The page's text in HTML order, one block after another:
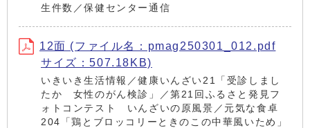
生件数／保健センター通信
12面 (ファイル名：pmag250301_012.pdf
サイズ：507.18KB)
いきいき生活情報／健康いんざい21「受診しまし
たか 女性のがん検診」／第21回ふるさと発見フ
ォトコンテスト いんざいの原風景／元気な食卓
204「鶏とブロッコリーときのこの中華風いため」